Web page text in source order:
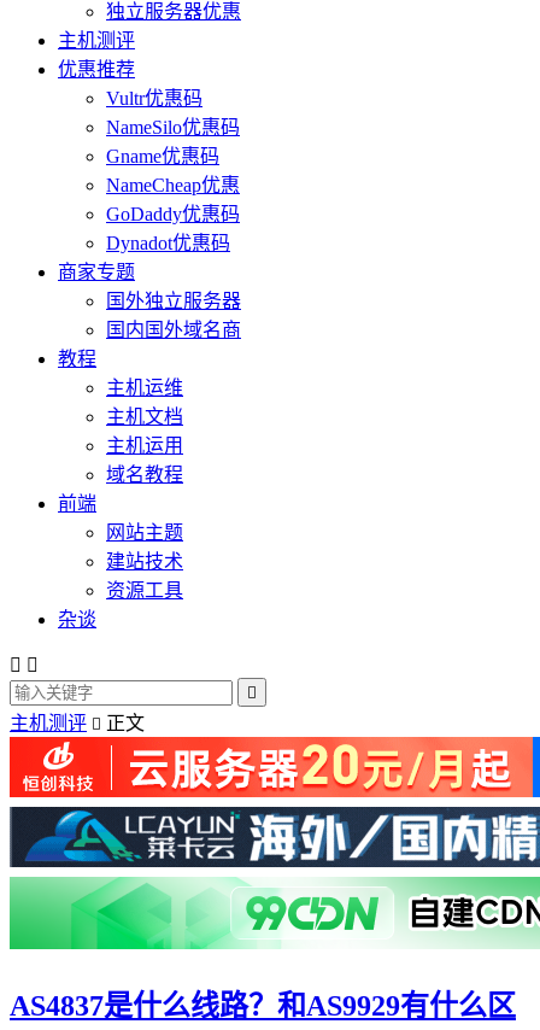
独立服务器优惠
主机测评
优惠推荐
Vultr优惠码
NameSilo优惠码
Gname优惠码
NameCheap优惠
GoDaddy优惠码
Dynadot优惠码
商家专题
国外独立服务器
国内国外域名商
教程
主机运维
主机文档
主机运用
域名教程
前端
网站主题
建站技术
资源工具
杂谈
 

主机测评  正文
AS4837是什么线路？和AS9929有什么区